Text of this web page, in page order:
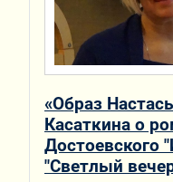
«Образ
Касаткина о
Достоевского
"Светлый